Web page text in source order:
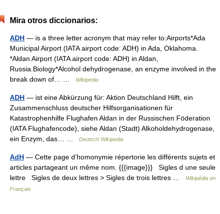
Mira otros diccionarios:
ADH — is a three letter acronym that may refer to:Airports*Ada
Municipal Airport (IATA airport code: ADH) in Ada, Oklahoma.
*Aldan Airport (IATA airport code: ADH) in Aldan,
Russia.Biology*Alcohol dehydrogenase, an enzyme involved in the
break down of… …
Wikipedia
ADH — ist eine Abkürzung für: Aktion Deutschland Hilft, ein
Zusammenschluss deutscher Hilfsorganisationen für
Katastrophenhilfe Flughafen Aldan in der Russischen Föderation
(IATA Flughafencode), siehe Aldan (Stadt) Alkoholdehydrogenase,
ein Enzym, das… …
Deutsch Wikipedia
AdH — Cette page d’homonymie répertorie les différents sujets et
articles partageant un même nom. {{{image}}} Sigles d une seule
lettre Sigles de deux lettres > Sigles de trois lettres …
Wikipédia en
Français